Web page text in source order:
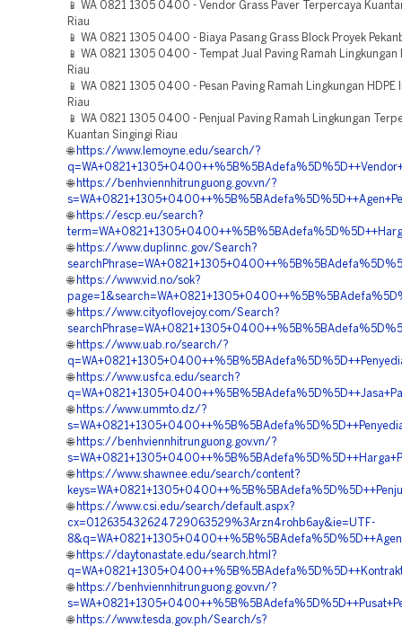
📱 WA 0821 1305 0400 - Vendor Grass Paver Terpercaya
Riau
📱 WA 0821 1305 0400 - Biaya Pasang Grass Block Proyek
📱 WA 0821 1305 0400 - Tempat Jual Paving Ramah Lingkungan
Riau
📱 WA 0821 1305 0400 - Pesan Paving Ramah Lingkungan HDPE
Riau
📱 WA 0821 1305 0400 - Penjual Paving Ramah Lingkungan
Kuantan Singingi Riau
🌐 https://www.lemoyne.edu/search/?
🌐 https://benhviennhitrunguong.gov.vn/?
🌐 https://escp.eu/search?
🌐 https://www.duplinnc.gov/Search?
🌐 https://www.vid.no/sok?
🌐 https://www.cityoflovejoy.com/Search?
🌐 https://www.uab.ro/search/?
🌐 https://www.usfca.edu/search?
🌐 https://www.ummto.dz/?
🌐 https://benhviennhitrunguong.gov.vn/?
🌐 https://www.shawnee.edu/search/content?
🌐 https://www.csi.edu/search/default.aspx?
cx=012635432624729063529%3Arzn4rohb6ay&ie=UTF-
🌐 https://daytonastate.edu/search.html?
🌐 https://benhviennhitrunguong.gov.vn/?
🌐 https://www.tesda.gov.ph/Search/s?